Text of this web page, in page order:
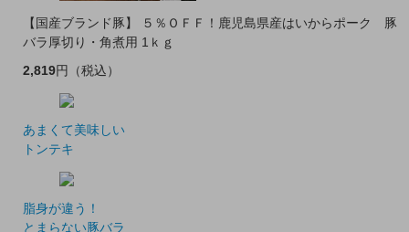
【国産ブランド豚】 ５％ＯＦＦ！鹿児島県産はいからポーク 豚
バラ厚切り・角煮用 1ｋｇ
2,819円 （税込）
あまくて美味しい
トンテキ
脂身が違う！
とまらない豚バラ